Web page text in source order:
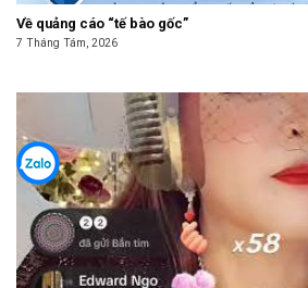
Về quảng cáo “tế bào gốc”
7 Tháng Tám, 2026